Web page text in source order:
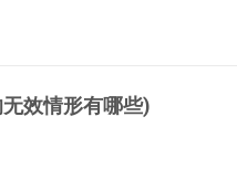
效情形有哪些)